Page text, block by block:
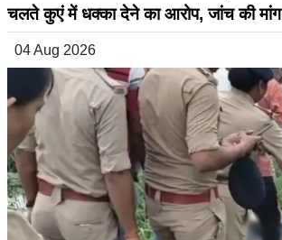
चलते कुएं में धक्का देने का आरोप, जांच की मांग
04 Aug 2026